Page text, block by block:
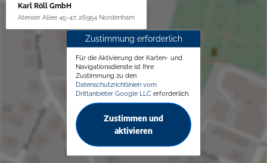
Karl Röll GmbH
Atenser Allee 45-47, 26954 Nordenham
Zustimmung erforderlich
Für die Aktivierung der Karten- und
Navigationsdienste ist Ihre
Zustimmung zu den
Datenschutzrichtlinien vom
Drittanbieter Google LLC erforderlich.
Zustimmen und
aktivieren